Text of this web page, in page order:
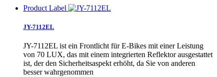
Product Label
JY-7112EL
JY-7112EL ist ein Frontlicht für E-Bikes mit einer Leistung
von 70 LUX, das mit einem integrierten Reflektor ausgestattet
ist, der den Sicherheitsaspekt erhöht, da Sie von anderen
besser wahrgenommen